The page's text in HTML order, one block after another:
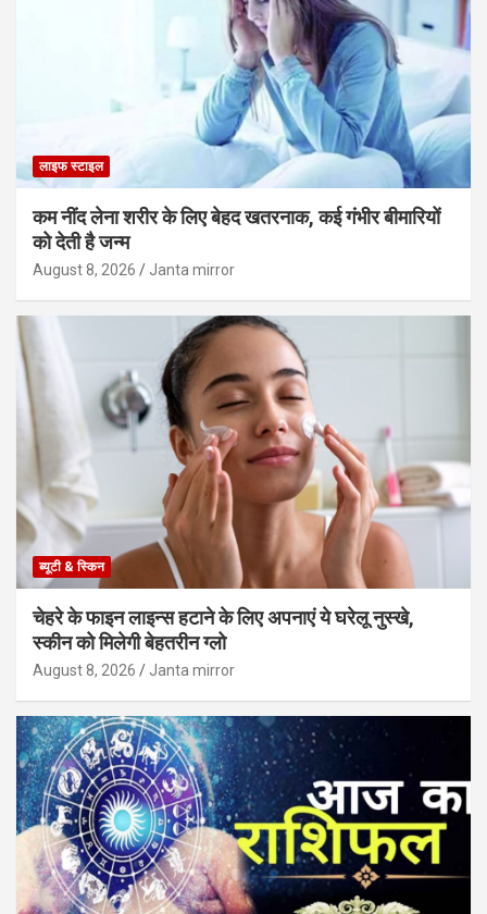
लाइफ स्टाइल
कम नींद लेना शरीर के लिए बेहद खतरनाक, कई गंभीर बीमारियों
को देती है जन्म
August 8, 2026 Janta mirror
ब्यूटी & स्किन
चेहरे के फाइन लाइन्स हटाने के लिए अपनाएं ये घरेलू नुस्खे,
स्कीन को मिलेगी बेहतरीन ग्लो
August 8, 2026 Janta mirror